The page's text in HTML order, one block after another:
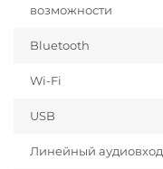
возможности
Bluetooth
Wi-Fi
USB
Линейный аудиовход